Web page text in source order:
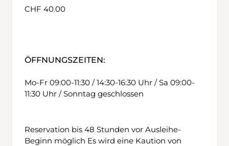
CHF 40.00
ÖFFNUNGSZEITEN:
Mo-Fr 09:00-11:30 / 14:30-16:30 Uhr / Sa 09:00-
11:30 Uhr / Sonntag geschlossen
Reservation bis 48 Stunden vor Ausleihe-
Beginn möglich Es wird eine Kaution von